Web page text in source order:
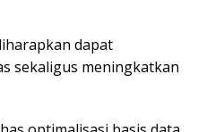
dapat
sekaligus meningkatkan